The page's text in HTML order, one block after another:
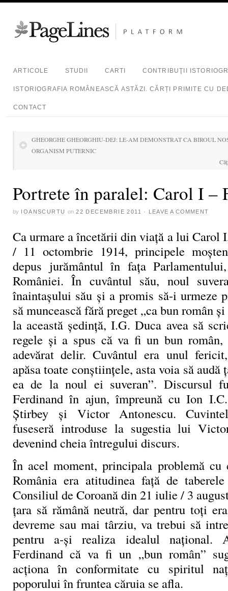
ARTICOLE STUDII CARTI CONTRIBUŢII
ISTORIOGRAFIA ROMÂNEASCĂ ASTĂZI. CĂRȚI PRIMITE CU
CONTACT
GHEORGHE GHEORGHIU-DEJ: LE-AM DEMONSTRAT CA BIROUL
ORGANISM PUTERNIC
Portrete în paralel: Carol I –
by IOANSCURTU on 22 DECEMBRIE 2011 · LEAVE A COMMENT
Ca urmare a încetării din viaţă a lui Carol
/ 11 octombrie 1914, principele
depus jurământul în faţa
României. În cuvântul său, noul
înaintaşului său şi a promis să-i urmeze
să muncească fără preget „ca bun român
la această şedinţă, I.G. Duca avea să
regele şi a spus că va fi un bun
adevărat delir. Cuvântul era unul
apăsa toate conştiinţele, asta voia să audă
ea de la noul ei suveran”. Discursul
Ferdinand în ajun, împreună cu Ion
Ştirbey şi Victor Antonescu.
fuseseră introduse la sugestia lui
devenind cheia întregului discurs.
În acel moment, principala problemă cu
România era atitudinea faţă de
Consiliul de Coroană din 21 iulie / 3
ţara să rămână neutră, dar pentru toţi
devreme sau mai târziu, va trebui să
pentru a-şi realiza idealul naţional.
Ferdinand că va fi un „bun român”
acţiona în conformitate cu spiritul
poporului în fruntea căruia se afla.